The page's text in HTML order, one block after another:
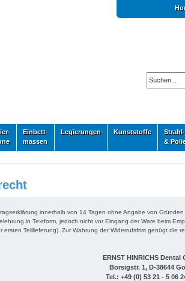
Einbett-
massen
Legierungen Kunststoffe
Strahl-
&
innerhalb von 14 Tagen ohne Angabe von
in Textform, jedoch nicht vor Eingang der Ware beim
ersten Teillieferung). Zur Wahrung der Widerrufsfrist genügt die
ERNST HINRICHS Dental
Borsigstr. 1, D-38644
Tel.: +49 (0) 53 21 - 5 06